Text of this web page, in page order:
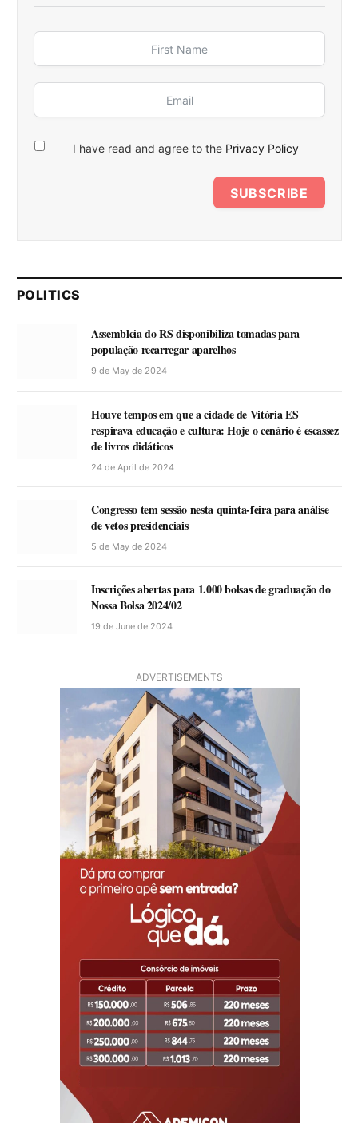
I have read and agree to the Privacy Policy
SUBSCRIBE
POLITICS
Assembleia do RS disponibiliza tomadas para
população recarregar aparelhos
9 de May de 2024
Houve tempos em que a cidade de Vitória ES
respirava educação e cultura: Hoje o cenário é escassez
de livros didáticos
24 de April de 2024
Congresso tem sessão nesta quinta-feira para análise
de vetos presidenciais
5 de May de 2024
Inscrições abertas para 1.000 bolsas de graduação do
Nossa Bolsa 2024/02
19 de June de 2024
ADVERTISEMENTS